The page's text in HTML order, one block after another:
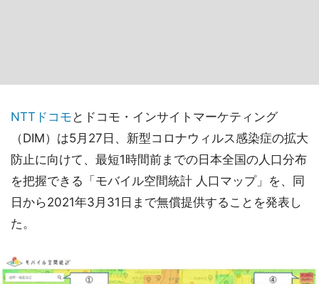
NTTドコモ とドコモ・インサイトマーケティング
（DIM）は5月27日、新型コロナウィルス感染症の拡大
防止に向けて、最短1時間前までの日本全国の人口分布
を把握できる「モバイル空間統計 人口マップ」を、同
日から2021年3月31日まで無償提供することを発表し
た。